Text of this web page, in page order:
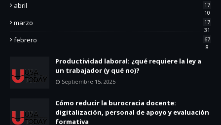
abril
17
10
marzo
17
31
febrero
67
8
Productividad laboral: ¿qué requiere la ley a
un trabajador (y qué no)?
Septiembre 15, 2025
Cómo reducir la burocracia docente:
digitalización, personal de apoyo y evaluación
formativa